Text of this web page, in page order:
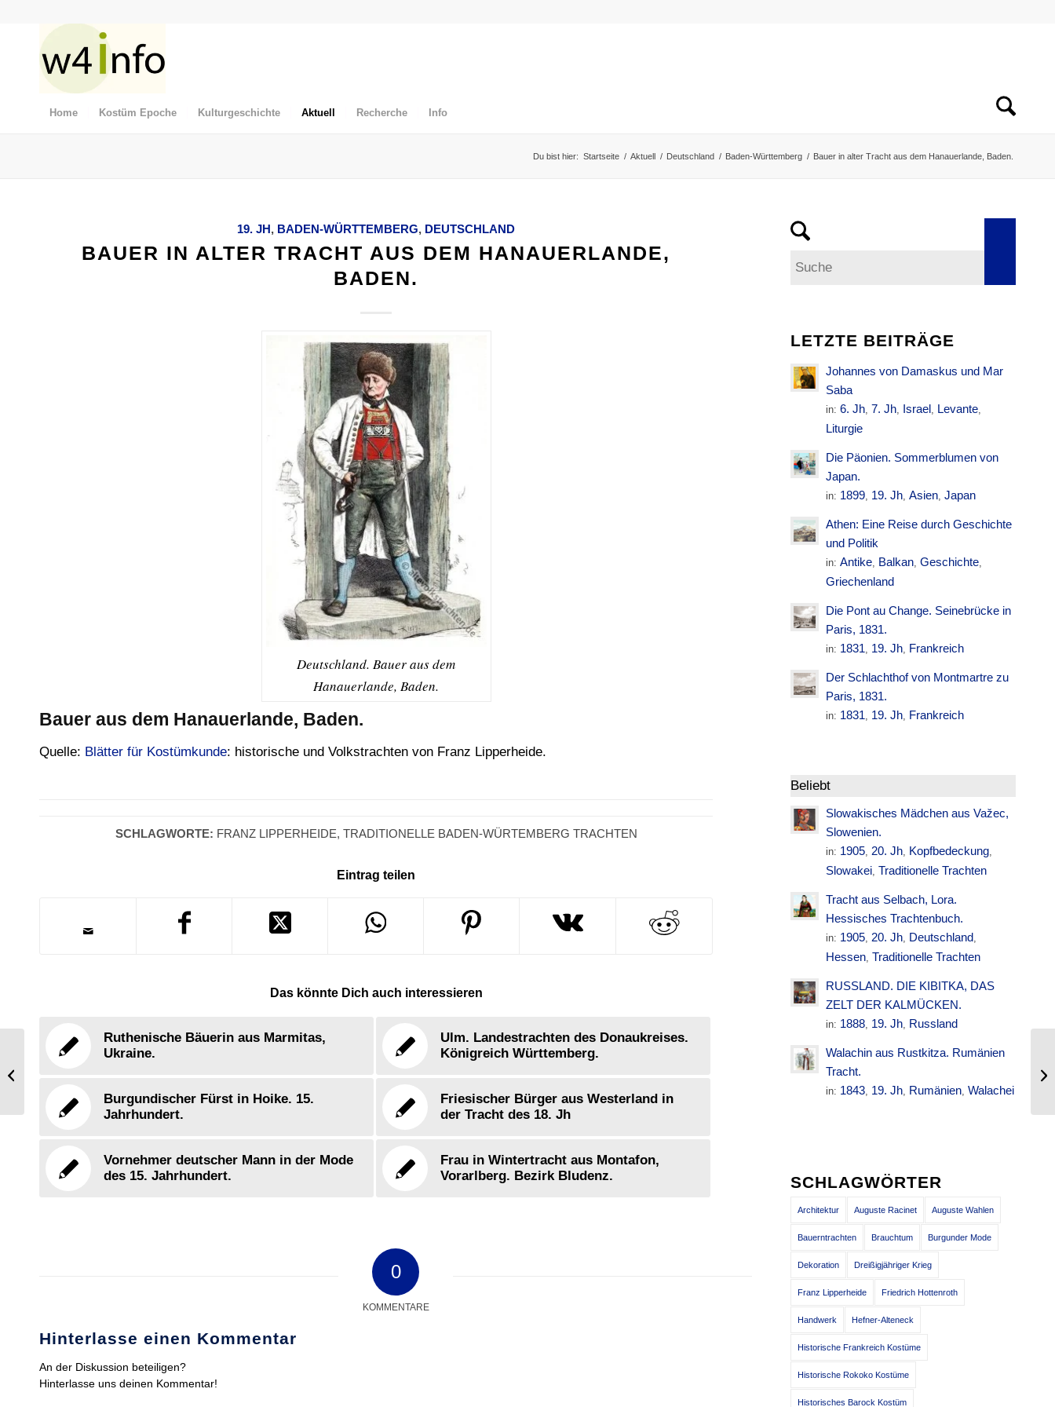
Home Kostüm Epoche Kulturgeschichte Aktuell Recherche Info
Du bist hier: Startseite / Aktuell / Deutschland / Baden-Württemberg / Bauer in alter Tracht aus dem Hanauerlande, Baden.
19. JH, BADEN-WÜRTTEMBERG, DEUTSCHLAND
BAUER IN ALTER TRACHT AUS DEM HANAUERLANDE,
BADEN.
Deutschland. Bauer aus dem
Hanauerlande, Baden.
Bauer aus dem Hanauerlande, Baden.
Quelle: Blätter für Kostümkunde: historische und Volkstrachten von Franz Lipperheide.
SCHLAGWORTE: FRANZ LIPPERHEIDE, TRADITIONELLE BADEN-WÜRTEMBERG TRACHTEN
Eintrag teilen
Das könnte Dich auch interessieren
Ruthenische Bäuerin aus Marmitas,
Ukraine.
Ulm. Landestrachten des Donaukreises.
Königreich Württemberg.
Burgundischer Fürst in Hoike. 15.
Jahrhundert.
Friesischer Bürger aus Westerland in
der Tracht des 18. Jh
Vornehmer deutscher Mann in der Mode
des 15. Jahrhundert.
Frau in Wintertracht aus Montafon,
Vorarlberg. Bezirk Bludenz.
0
KOMMENTARE
Hinterlasse einen Kommentar
An der Diskussion beteiligen?
Hinterlasse uns deinen Kommentar!
LETZTE BEITRÄGE
Johannes von Damaskus und Mar
Saba
in:6. Jh, 7. Jh, Israel, Levante,
Liturgie
Die Päonien. Sommerblumen von
Japan.
in: 1899, 19. Jh,Asien,Japan
Athen: Eine Reise durch Geschichte
und Politik
in:Antike, Balkan,Geschichte,
Griechenland
Die Pont au Change. Seinebrücke in
Paris, 1831.
in: 1831, 19. Jh, Frankreich
Der Schlachthof von Montmartre zu
Paris, 1831.
in: 1831, 19. Jh, Frankreich
Beliebt
Slowakisches Mädchen aus Važec,
Slowenien.
in: 1905,20. Jh, Kopfbedeckung,
Slowakei, Traditionelle Trachten
Tracht aus Selbach, Lora.
Hessisches Trachtenbuch.
in: 1905,20. Jh, Deutschland,
Hessen, Traditionelle Trachten
RUSSLAND. DIE KIBITKA, DAS
ZELT DER KALMÜCKEN.
in: 1888, 19. Jh, Russland
Walachin aus Rustkitza. Rumänien
Tracht.
in: 1843, 19. Jh, Rumänien,Walachei
SCHLAGWÖRTER
Architektur Auguste Racinet Auguste Wahlen
Bauerntrachten Brauchtum Burgunder Mode
Dekoration Dreißigjähriger Krieg
Franz Lipperheide Friedrich Hottenroth
Handwerk Hefner-Alteneck
Historische Frankreich Kostüme
Historische Rokoko Kostüme
Historisches Barock Kostüm